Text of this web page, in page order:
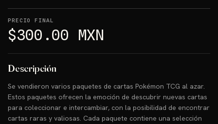
PRECIO FINAL
$300.00 MXN
Descripción
Se vendieron varios paquetes de cartas Pokémon TCG al azar.
Estos paquetes ofrecen la emoción de descubrir nuevas cartas
para coleccionar e intercambiar, con la posibilidad de encontrar
cartas raras y valiosas. Cada paquete contiene una selección